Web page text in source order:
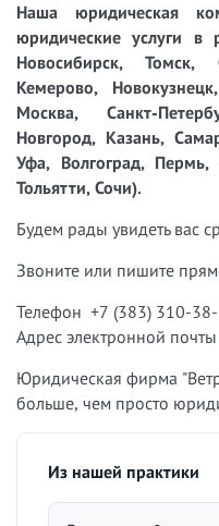
Наша юридическая
юридические услуги в
Новосибирск, Томск,
Кемерово,
Москва, Санкт-
Новгород, Казань,
Уфа, Волгоград,
Тольятти, Сочи).
Будем рады увидеть вас
Звоните или пишите
Телефон +7 (383) 310-
Адрес электронной почты
Юридическая фирма
больше, чем просто
Из нашей практики